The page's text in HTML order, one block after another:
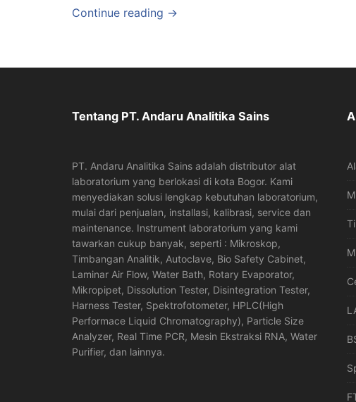
Continue reading →
Tentang PT. Andaru Analitika Sains
PT. Andaru Analitika Sains adalah distributor alat
laboratorium yang berlokasi di kota Bogor. Kami
menyediakan solusi lengkap kebutuhan laboratorium,
mulai dari penjualan, installasi, kalibrasi, service dan
maintenance. Instrument laboratorium yang kami
tawarkan cukup banyak, seperti : Mikroskop,
Timbangan Analitik, Autoclave, Bio Safety Cabinet,
Laminar Air Flow, Water Bath, Rotary Evaporator,
Mikropipet, Dissolution Tester, Disintegration Tester,
Harness Tester, Spektrofotometer, HPLC(High
Performace Liquid Chromatography), Particle Size
Analyzer, Real Time PCR, Mesin Ekstraksi RNA, Water
Purifier, dan lainnya.